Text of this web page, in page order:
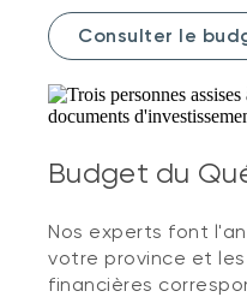
Consulter le
Budget du
Nos experts font
votre province et les
financières